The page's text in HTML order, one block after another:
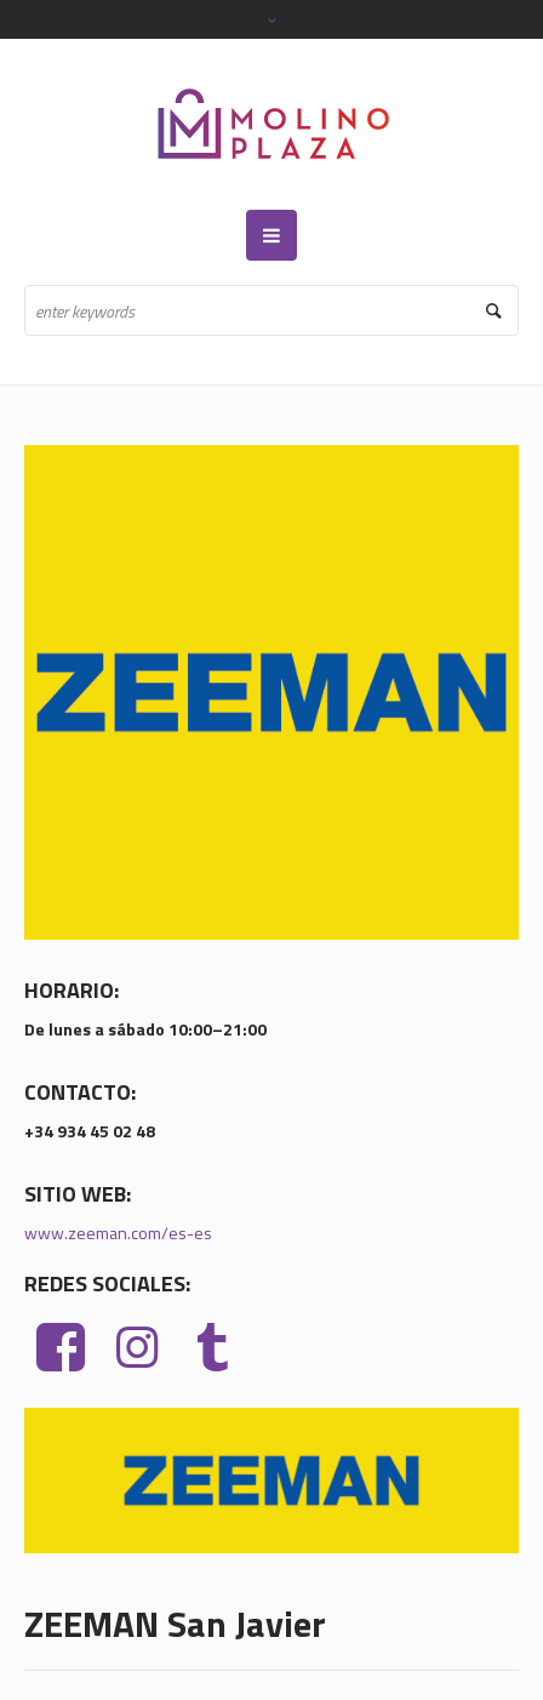
HORARIO:
De lunes a sábado 10:00–21:00
CONTACTO:
+34 934 45 02 48
SITIO WEB:
www.zeeman.com/es-es
REDES SOCIALES:
ZEEMAN San Javier